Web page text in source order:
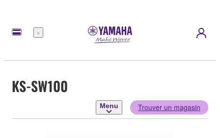
Menu
KS-SW100
Menu Trouver un magasin